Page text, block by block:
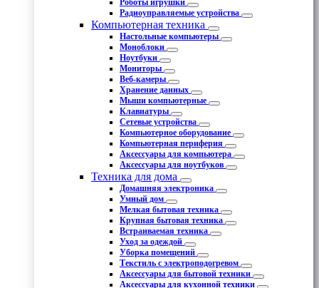
Роботы игрушки
Радиоуправляемые устройства
Компьютерная техника
Настольные компьютеры
Моноблоки
Ноутбуки
Мониторы
Веб-камеры
Хранение данных
Мыши компьютерные
Клавиатуры
Сетевые устройства
Компьютерное оборудование
Компьютерная периферия
Аксессуары для компьютера
Аксессуары для ноутбуков
Техника для дома
Домашняя электроника
Умный дом
Мелкая бытовая техника
Крупная бытовая техника
Встраиваемая техника
Уход за одеждой
Уборка помещений
Текстиль с электроподогревом
Аксессуары для бытовой техники
Аксессуары для кухонной техники